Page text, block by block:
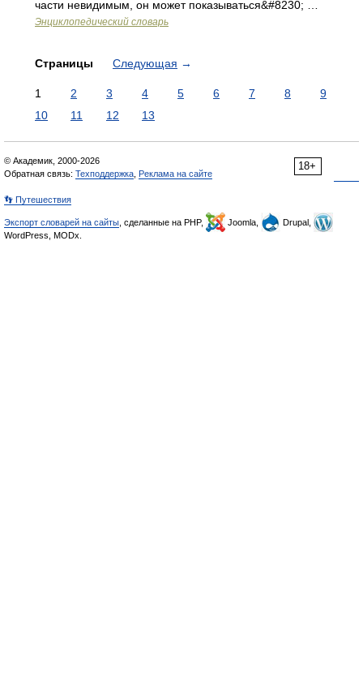
части невидимым, он может показываться&#8230; …
Энциклопедический словарь
Страницы Следующая →
1 2 3 4 5 6 7 8
9
10
11 12 13
18+
© Академик, 2000-2026
Обратная связь: Техподдержка Реклама на сайте
👣 Путешествия
Экспорт словарей на сайты , сделанные на PHP, Joomla,
Drupal,
WordPress, MODx.